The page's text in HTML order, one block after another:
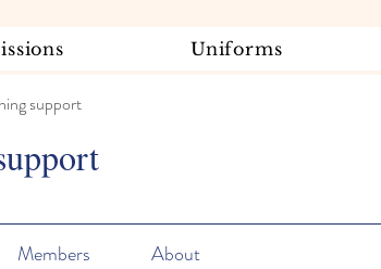
Uniforms
support
Members About